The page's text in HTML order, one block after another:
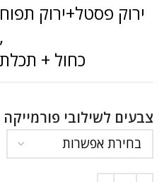
ירוק פסטל+ירוק תפוח
,
כחול + תכלת
צבעים לשילובי